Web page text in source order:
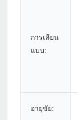
การเลียน
แบบ:
อายุขัย: